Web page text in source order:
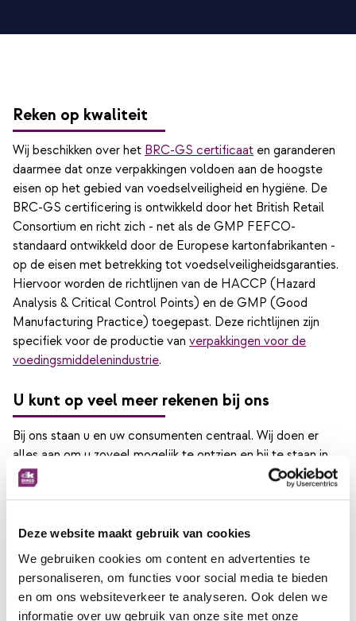
Deze website maakt gebruik van cookies
We gebruiken cookies om content en advertenties te
personaliseren, om functies voor social media te bieden
en om ons websiteverkeer te analyseren. Ook delen we
informatie over uw gebruik van onze site met onze
Reken op kwaliteit
Wij beschikken over het BRC-GS certificaat en garanderen
daarmee dat onze verpakkingen voldoen aan de hoogste
eisen op het gebied van voedselveiligheid en hygiëne. De
BRC-GS certificering is ontwikkeld door het British Retail
Consortium en richt zich - net als de GMP FEFCO-
standaard ontwikkeld door de Europese kartonfabrikanten -
op de eisen met betrekking tot voedselveiligheidsgaranties.
Hiervoor worden de richtlijnen van de HACCP (Hazard
Analysis & Critical Control Points) en de GMP (Good
Manufacturing Practice) toegepast. Deze richtlijnen zijn
specifiek voor de productie van verpakkingen voor de
voedingsmiddelenindustrie.
U kunt op veel meer rekenen bij ons
Bij ons staan u en uw consumenten centraal. Wij doen er
alles aan om u zoveel mogelijk te ontzien en bij te staan in
de ontwikkeling van uw ideale verpakkingen. Daarom bent u
deskundig advies;
ontwerp van verpakking;
grafisch ontwerp;
monsters en mockups;
standaardproducten geleverd binnen 24 uur;